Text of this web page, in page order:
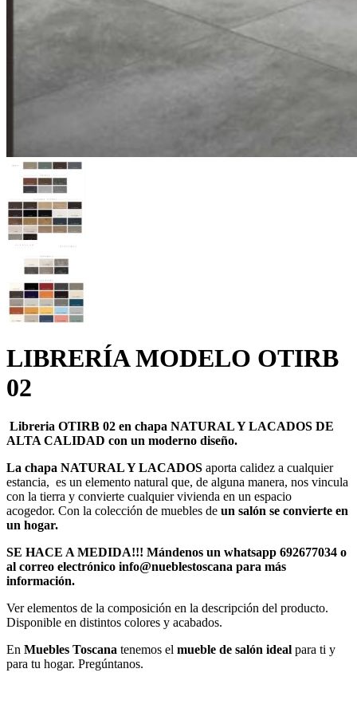
LIBRERÍA MODELO OTIRB
02
Libreria OTIRB 02 en chapa NATURAL Y LACADOS DE
ALTA CALIDAD con un moderno diseño.
La chapa NATURAL Y LACADOS aporta calidez a cualquier
estancia, es un elemento natural que, de alguna manera, nos vincula
con la tierra y convierte cualquier vivienda en un espacio
acogedor. Con la colección de muebles de un salón se convierte en
un hogar.
SE HACE A MEDIDA!!! Mándenos un whatsapp 692677034 o
al correo electrónico info@nueblestoscana para más
información.
Ver elementos de la composición en la descripción del producto.
Disponible en distintos colores y acabados.
En Muebles Toscana tenemos el mueble de salón ideal para ti y
para tu hogar. Pregúntanos.